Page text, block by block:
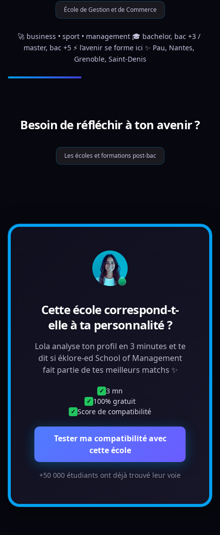
École de Gestion et de Commerce
🚀 business • sport • management 🎓 bachelor, bac +3 /
master, bac +5 ⚡️ l’avenir se forme ici ✨ Pau, Nantes,
Grenoble, Saint-Denis
Besoin de réfléchir à ton avenir ?
Les écoles et formations post-bac
Cette école correspond-t-
elle à ta personnalité ?
Lola analyse ton profil en 3 minutes et te
dit si éklore-ed School of Management
fait partie de tes meilleurs matchs ✨
✓ 3 mn
✓ 100% gratuit
✓ Score de compatibilité
Tester ma compatibilité avec
cette école
+50 000 étudiants ont déjà trouvé leur voie